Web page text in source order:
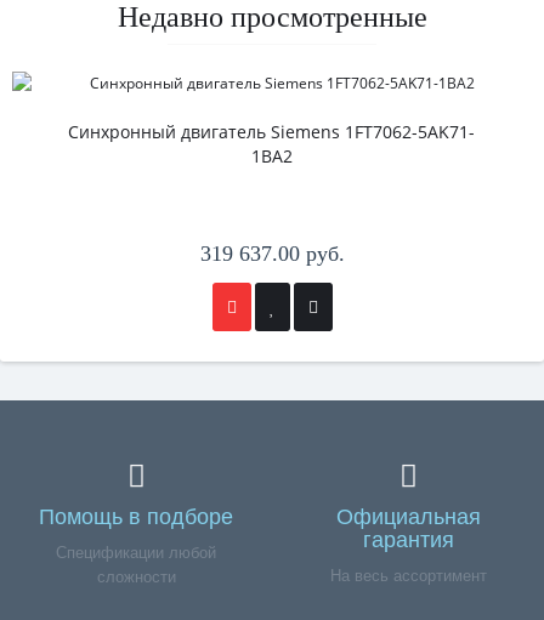
Недавно просмотренные
Синхронный двигатель Siemens 1FT7062-5AK71-
1BA2
319 637.00 руб.
Помощь в подборе
Спецификации любой
сложности
Официальная
гарантия
На весь ассортимент